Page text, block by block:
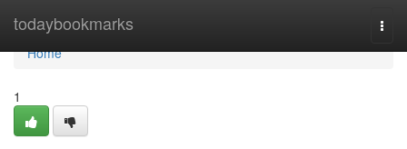
todaybookmarks
Home
Home
1